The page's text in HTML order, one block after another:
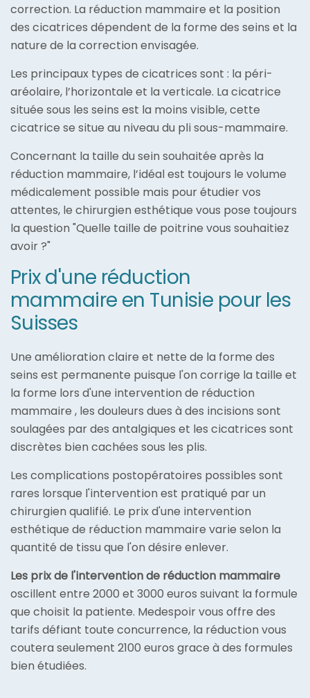
correction. La réduction mammaire et la position
des cicatrices dépendent de la forme des seins et la
nature de la correction envisagée.
Les principaux types de cicatrices sont : la péri-
aréolaire, l’horizontale et la verticale. La cicatrice
située sous les seins est la moins visible, cette
cicatrice se situe au niveau du pli sous-mammaire.
Concernant la taille du sein souhaitée après la
réduction mammaire, l’idéal est toujours le volume
médicalement possible mais pour étudier vos
attentes, le chirurgien esthétique vous pose toujours
la question "Quelle taille de poitrine vous souhaitiez
avoir ?"
Prix d'une réduction
mammaire en Tunisie pour les
Suisses
Une amélioration claire et nette de la forme des
seins est permanente puisque l'on corrige la taille et
la forme lors d'une intervention de réduction
mammaire , les douleurs dues à des incisions sont
soulagées par des antalgiques et les cicatrices sont
discrètes bien cachées sous les plis.
Les complications postopératoires possibles sont
rares lorsque l'intervention est pratiqué par un
chirurgien qualifié. Le prix d'une intervention
esthétique de réduction mammaire varie selon la
quantité de tissu que l'on désire enlever.
Les prix de l'intervention de réduction mammaire
oscillent entre 2000 et 3000 euros suivant la formule
que choisit la patiente. Medespoir vous offre des
tarifs défiant toute concurrence, la réduction vous
coutera seulement 2100 euros grace à des formules
bien étudiées.